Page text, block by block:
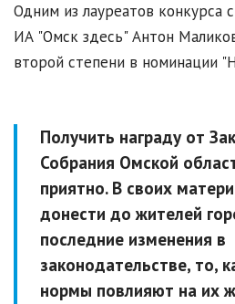
Одним из лауреатов конкурса
ИА "Омск здесь" Антон
второй степени в номинации
Получить награду от
Собрания Омской
приятно. В своих
донести до жителей
последние изменения в
законодательстве, то,
нормы повлияют на их